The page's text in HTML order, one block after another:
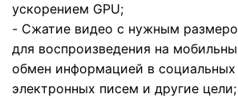
ускорением GPU;
- Сжатие видео с нужным
для воспроизведения на
обмен информацией в социальных
электронных писем и другие цели;